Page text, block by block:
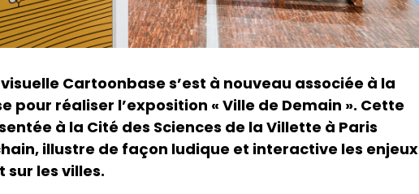
Cartoonbase s’est à nouveau associée à la
pour réaliser l’exposition « Ville de Demain ». Cette
à la Cité des Sciences de la Villette à Paris
illustre de façon ludique et interactive les enjeux
sur les villes.